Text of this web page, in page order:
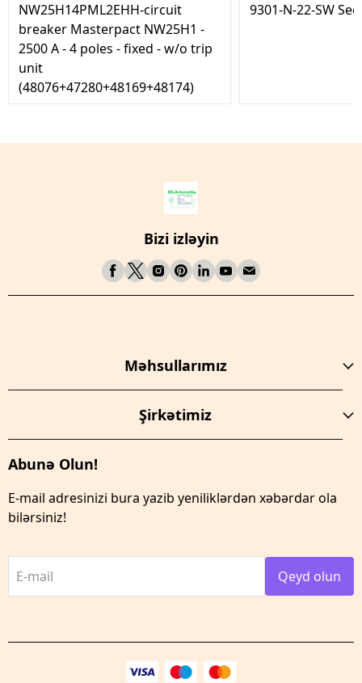
NW25H14PML2EHH-circuit
breaker Masterpact NW25H1 -
2500 A - 4 poles - fixed - w/o trip
unit
(48076+47280+48169+48174)
9301-N-22-SW
Bizi izləyin
Məhsullarımız
Şirkətimiz
Abunə Olun!
E-mail adresinizi bura yazib yeniliklərdən xəbərdar ola
bilərsiniz!
E-mail Qeyd olun